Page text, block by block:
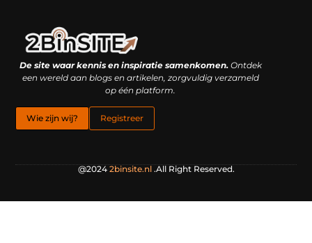
De site waar kennis en inspiratie samenkomen.Ontdek
een wereld aan blogs en artikelen, zorgvuldig verzameld
op één platform.
Wie zijn wij? Registreer
@2024 2binsite.nl.All Right Reserved.